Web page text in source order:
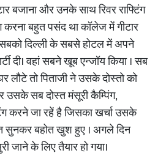
बजाना और उनके साथ रिवर राफ्टिंग
करना बहुत पसंद था कॉलेज में गीटार
दिल्ली के सबसे होटल में अपने
दी। वहां सबने खूब एन्जॉय किया । सब
लौटे तो पिताजी ने उसके दोस्तो को
सब दोस्त मंसूरी कैम्पिंग,
करने जा रहें है जिसका खर्चा उसके
सुनकर बहोत खुश हुए । अगले दिन
जाने के लिए तैयार हो गया।